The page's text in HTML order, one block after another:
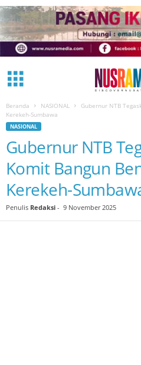
Beranda NASIONAL
Gubernur NTB
Kerekeh-Sumbawa
NASIONAL
Gubernur NTB
Komit Bangun
Kerekeh-
Penulis Redaksi - 9 November 2025